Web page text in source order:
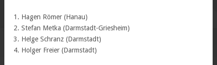
Hagen Römer (Hanau)
Stefan Metka (Darmstadt-Griesheim)
Helge Schranz (Darmstadt)
Holger Freier (Darmstadt)